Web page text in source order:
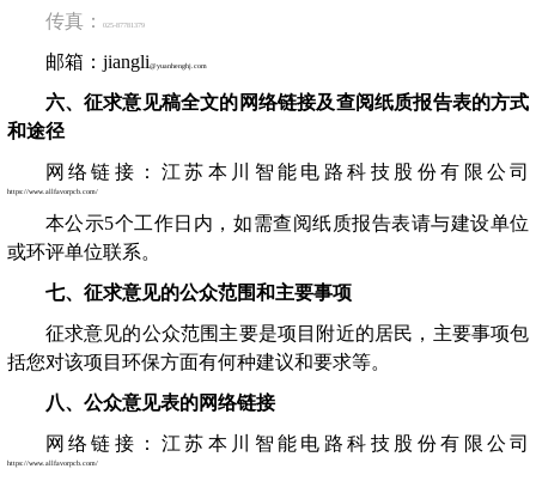
传真：
025-87781379
邮箱： jiangli@yuanhenghj.com
六、 征求意见稿全文的网络链接及查阅纸质报告表的方式
和途径
网络链接：江苏本川智能电路科技股份有限公司
https://www.allfavorpcb.com/
本公示5个工作日内， 如需查阅纸质报告表请与建设单位
或环评单位联系。
七、 征求意见的公众范围和主要事项
征求意见的公众范围主要是项目附近的居民，主要事项包
括您对该项目环保方面有何种建议和要求等。
八、公众意见表的网络链接
网络链接：江苏本川智能电路科技股份有限公司
https://www.allfavorpcb.com/